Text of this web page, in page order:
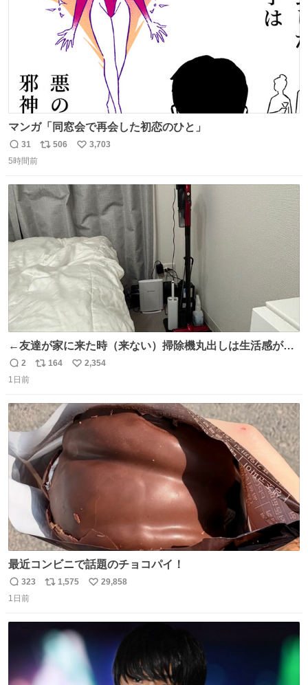
マンガ「同窓会で再会した初恋のひと」
返
信
31
リ
ト
506
い
数
3,703
5時間前
←友達が家に来た時（来ない）掃除機丸出しは生活感が出
てかっこ悪いなぁ →せや
返
信
2
リ
ト
数
164
い
数
2,354
1日前
最近コンビニで話題のチョコパイ！
返
信
323
リ
ト
数
1,575
い
29,858
1日前